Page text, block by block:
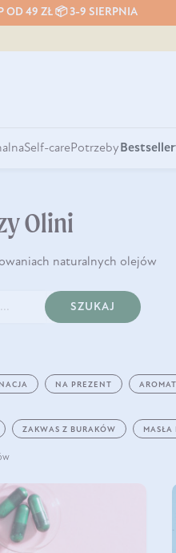
OD 49 ZŁ 📦 3-9 SIERPNIA
Self-carePotrzeby
Olini
naturalnych olejów
SZUKAJ
NA PREZENT
ZAKWAS Z BURAKÓW MASŁA